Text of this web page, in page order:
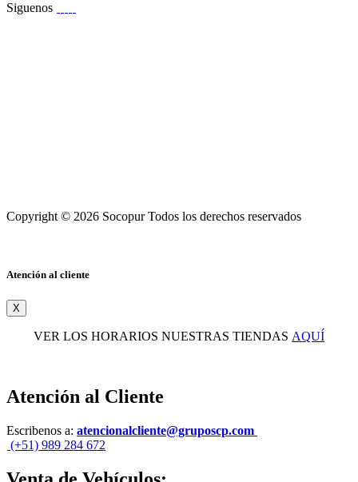
Siguenos
Copyright © 2026 Socopur Todos los derechos reservados
Atención al cliente
X
VER LOS HORARIOS NUESTRAS TIENDAS AQUÍ
Atención al Cliente
Escribenos a: atencionalcliente@gruposcp.com
(+51) 989 284 672